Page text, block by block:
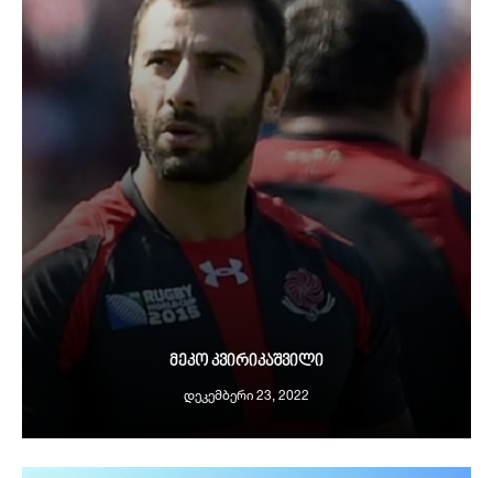
ᲛᲔᲙᲝ ᲙᲕᲘᲠᲘᲙᲐᲨᲕᲘᲚᲘ
ᲓᲔᲙᲔᲛᲑᲔᲠᲘ 23, 2022